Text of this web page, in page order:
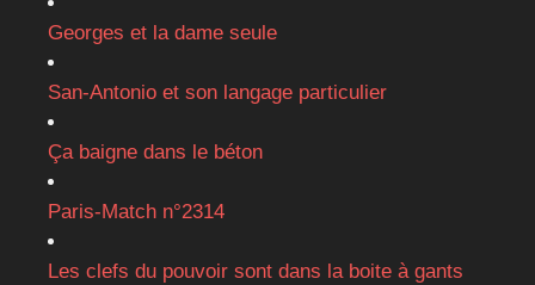
Georges et la dame seule
San-Antonio et son langage particulier
Ça baigne dans le béton
Paris-Match n°2314
Les clefs du pouvoir sont dans la boite à gants